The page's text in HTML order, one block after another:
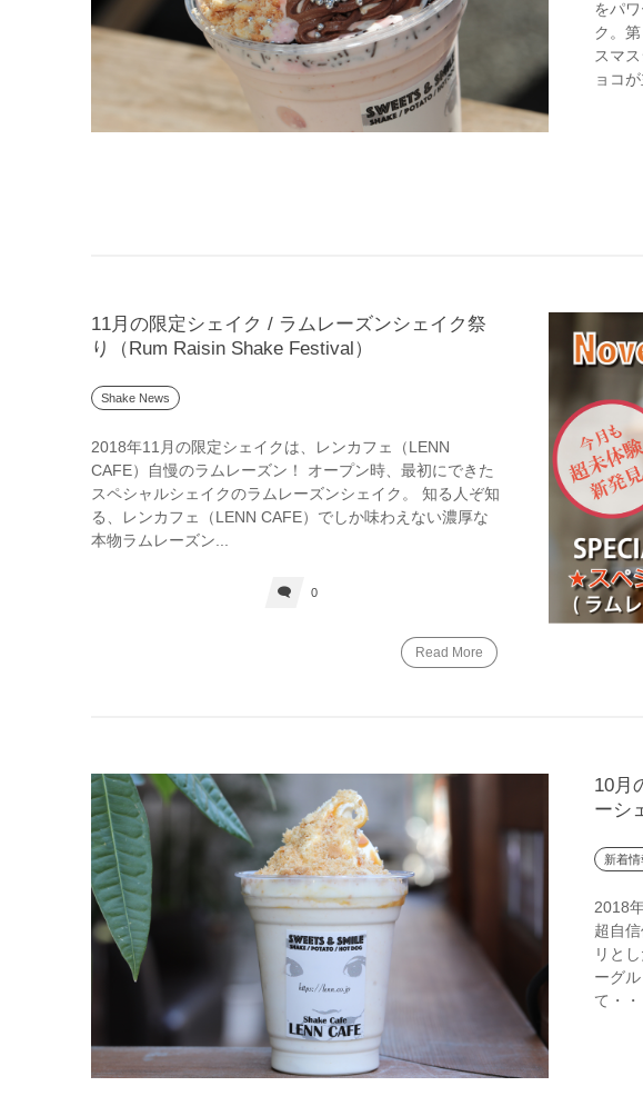
をパ
ク。
スマ
ョコ
11月の限定シェイク / ラムレーズンシェイク祭
り（Rum Raisin Shake Festival）
Shake News
2018年11月の限定シェイクは、レンカフェ（LENN
CAFE）自慢のラムレーズン！ オープン時、最初にできた
スペシャルシェイクのラムレーズンシェイク。 知る人ぞ知
る、レンカフェ（LENN CAFE）でしか味わえない濃厚な
本物ラムレーズン...
0
Read More
10月
ーシ
新着情
2018
超自
リと
ーグ
て・